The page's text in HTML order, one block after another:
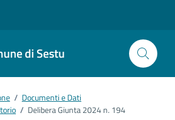
di Sestu
/ Documenti e Dati
/ Delibera Giunta 2024 n. 194